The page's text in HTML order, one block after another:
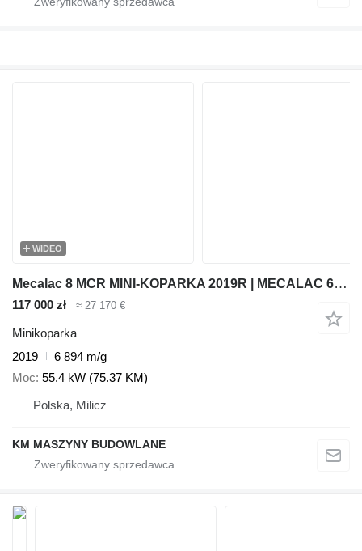
WIDEO
Mecalac 8 MCR MINI-KOPARKA 2019R | MECALAC 6 MCR, JCB 8065 8080 8085 85
117 000 zł ≈ 27 170 €
Minikoparka
2019
6 894 m/g
Moc 55.4 kW (75.37 KM)
Polska, Milicz
KM MASZYNY BUDOWLANE